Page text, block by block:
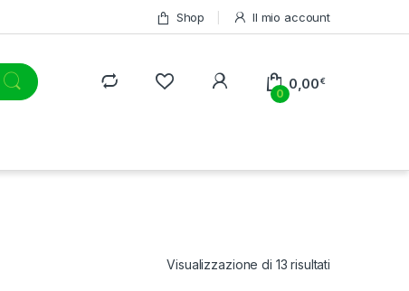
Shop Il mio account
0
0,00€
Visualizzazione di 13 risultati